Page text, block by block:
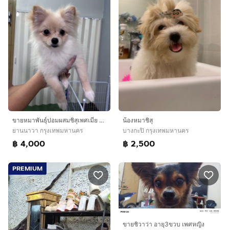
ขายหมาพันธุ์ปอมผสมชิสุเพศเมีย อายุ 4 เดือน
ยานนาวา กรุงเทพมหานคร
฿ 4,000
น้องหมาชิสุ
บางกะปิ กรุงเทพมหานคร
฿ 2,500
PREMIUM
ขายชิวาว่า อายุ3ขวบ เพศหญิง